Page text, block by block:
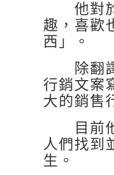
他對於
趣，喜歡
西」。
除翻譯
行銷文案
大的銷售
目前他
人們找到
生。